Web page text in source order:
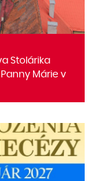
Stolárika
Márie v